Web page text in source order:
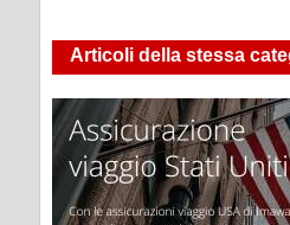
Articoli della stessa